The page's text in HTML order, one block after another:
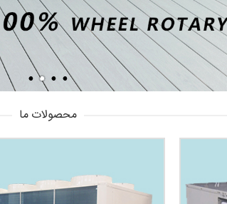
محصولات ما